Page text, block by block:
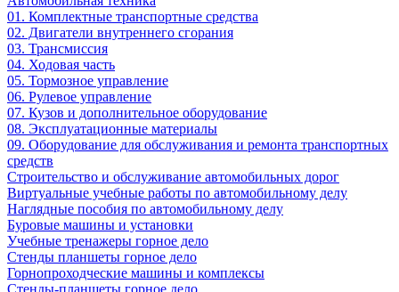
01. Комплектные транспортные средства
02. Двигатели внутреннего сгорания
03. Трансмиссия
04. Ходовая часть
05. Тормозное управление
06. Рулевое управление
07. Кузов и дополнительное оборудование
08. Эксплуатационные материалы
09. Оборудование для обслуживания и ремонта транспортных
средств
Строительство и обслуживание автомобильных дорог
Виртуальные учебные работы по автомобильному делу
Наглядные пособия по автомобильному делу
Буровые машины и установки
Учебные тренажеры горное дело
Стенды планшеты горное дело
Горнопроходческие машины и комплексы
Стенды-планшеты горное дело